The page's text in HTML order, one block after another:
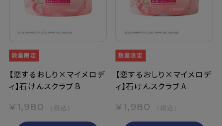
【恋するおしり×マイメロデ
ィ】石けんスクラブ B
¥1,980 （税込）
【恋するおしり×マイメロデ
ィ】石けんスクラブ A
¥1,980 （税込）